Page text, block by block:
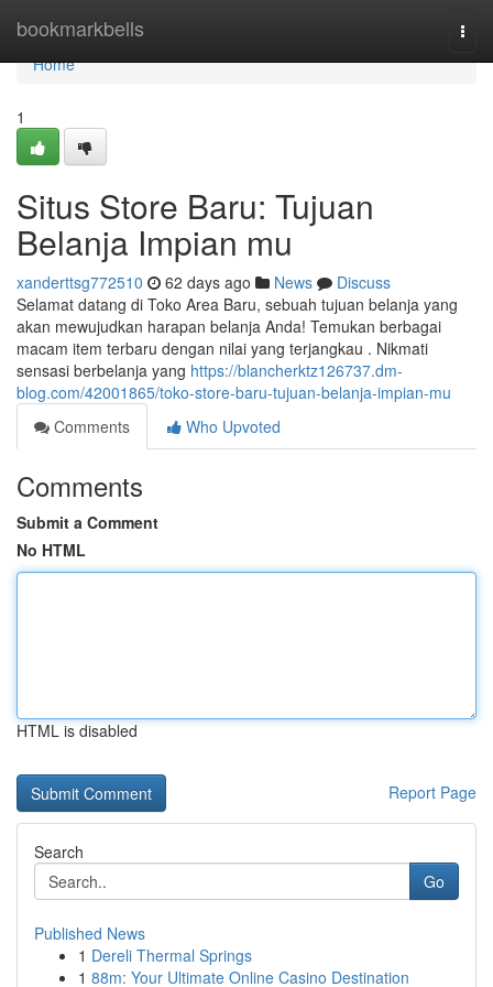
bookmarkbells
Home
Home
1
Situs Store Baru: Tujuan
Belanja Impian mu
xanderttsg772510 62 days ago News
Discuss
Selamat datang di Toko Area Baru, sebuah tujuan belanja yang
akan mewujudkan harapan belanja Anda! Temukan berbagai
macam item terbaru dengan nilai yang terjangkau . Nikmati
sensasi berbelanja yang https://blancherktz126737.dm-
blog.com/42001865/toko-store-baru-tujuan-belanja-impian-mu
Comments
Who Upvoted
Comments
Submit a Comment
No HTML
HTML is disabled
Report Page
Search
Go
Published News
1 Dereli Thermal Springs
1 88m: Your Ultimate Online Casino Destination